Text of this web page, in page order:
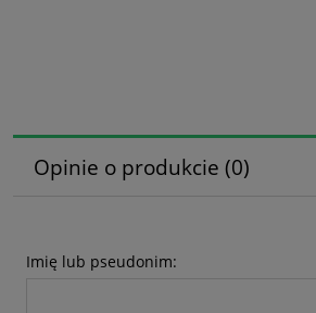
Opinie o produkcie (0)
Imię lub pseudonim: